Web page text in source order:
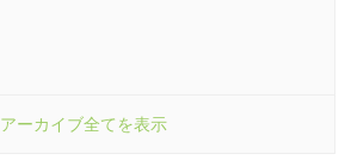
アーカイブ全てを表示